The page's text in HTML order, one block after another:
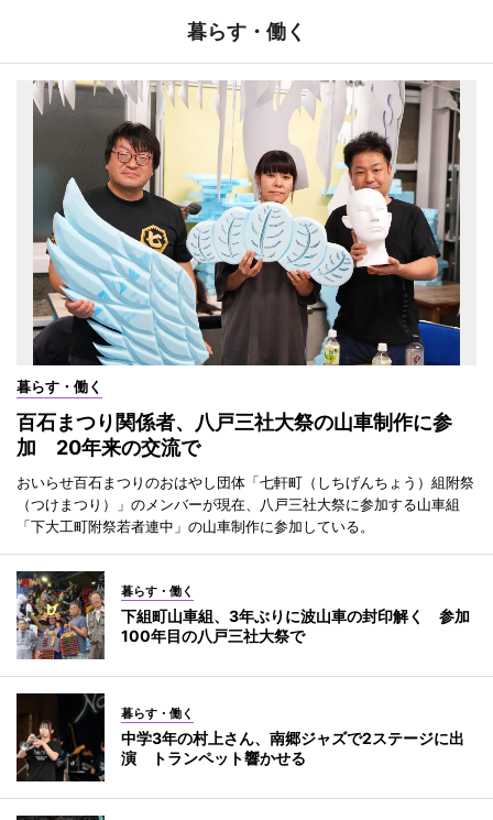
暮らす・働く
暮らす・働く
百石まつり関係者、八戸三社大祭の山車制作に参
加 20年来の交流で
おいらせ百石まつりのおはやし団体「七軒町（しちげんちょう）組附祭
（つけまつり）」のメンバーが現在、八戸三社大祭に参加する山車組
「下大工町附祭若者連中」の山車制作に参加している。
暮らす・働く
下組町山車組、3年ぶりに波山車の封印解く 参加
100年目の八戸三社大祭で
暮らす・働く
中学3年の村上さん、南郷ジャズで2ステージに出
演 トランペット響かせる